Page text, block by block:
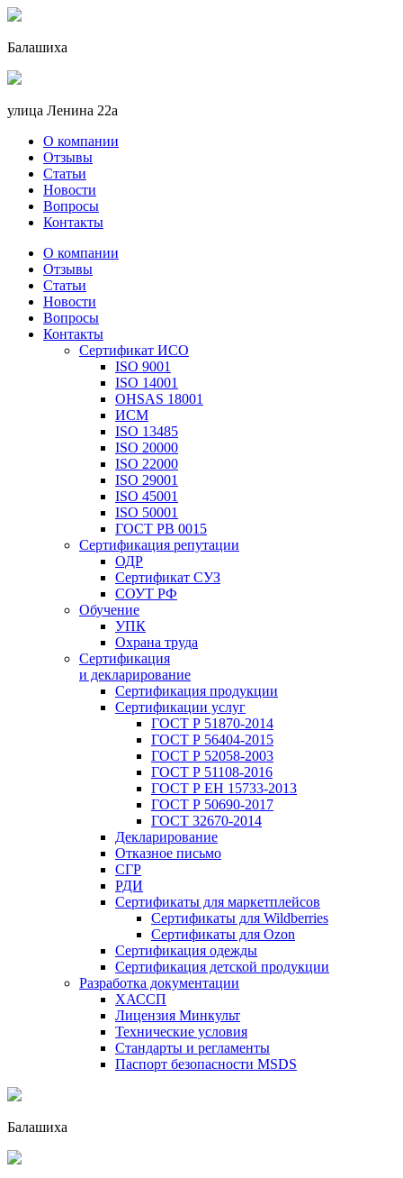
Балашиха
улица Ленина 22a
О компании
Отзывы
Статьи
Новости
Вопросы
Контакты
О компании
Отзывы
Статьи
Новости
Вопросы
Контакты
Сертификат ИСО
ISO 9001
ISO 14001
OHSAS 18001
ИСМ
ISO 13485
ISO 20000
ISO 22000
ISO 29001
ISO 45001
ISO 50001
ГОСТ РВ 0015
Сертификация репутации
ОДР
Сертификат СУЗ
СОУТ РФ
Обучение
УПК
Охрана труда
Сертификация
и декларирование
Сертификация продукции
Сертификации услуг
ГОСТ Р 51870-2014
ГОСТ Р 56404-2015
ГОСТ Р 52058-2003
ГОСТ Р 51108-2016
ГОСТ Р ЕН 15733-2013
ГОСТ Р 50690-2017
ГОСТ 32670-2014
Декларирование
Отказное письмо
СГР
РДИ
Сертификаты для маркетплейсов
Сертификаты для Wildberries
Сертификаты для Ozon
Сертификация одежды
Сертификация детской продукции
Разработка документации
ХАССП
Лицензия Минкульт
Технические условия
Стандарты и регламенты
Паспорт безопасности MSDS
Балашиха